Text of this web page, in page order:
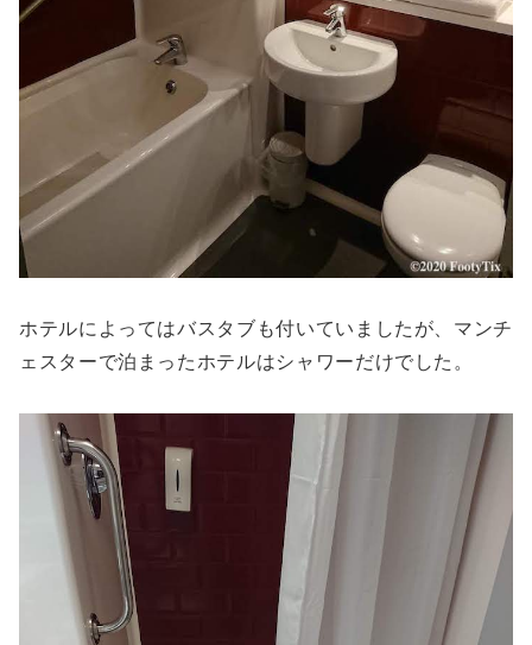
ホテルによってはバスタブも付いていましたが、マンチ
ェスターで泊まったホテルはシャワーだけでした。